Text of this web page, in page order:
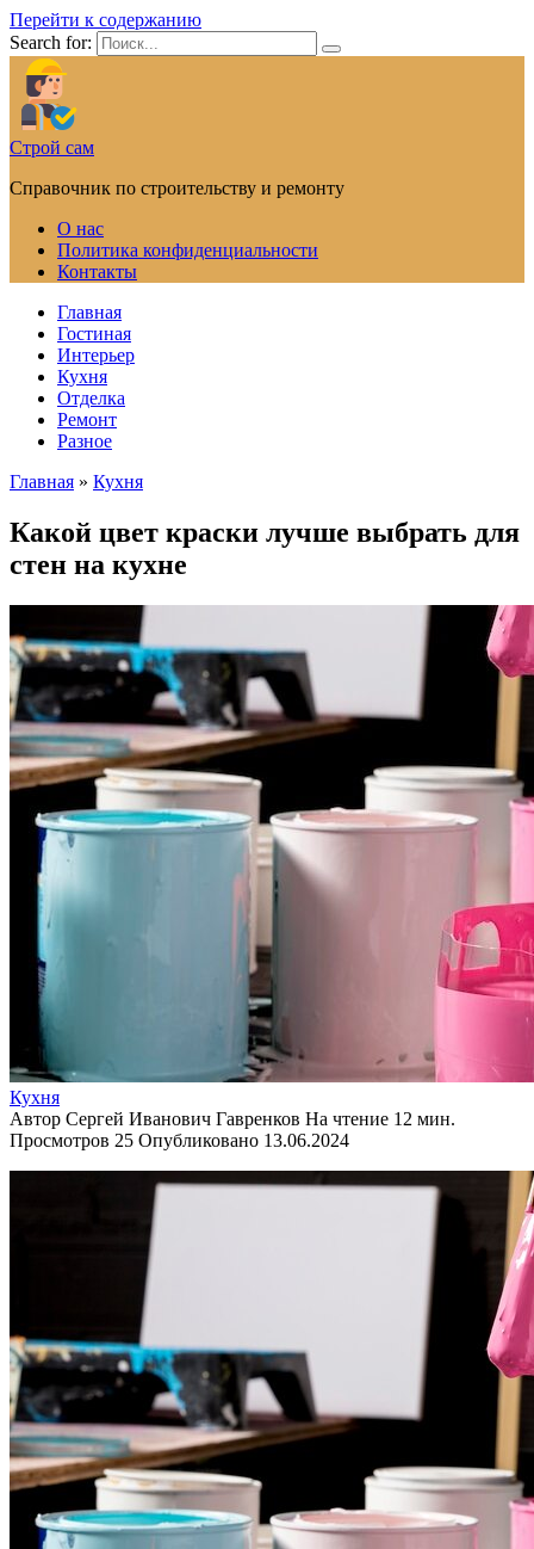
Перейти к содержанию
Search for:
Строй сам
Справочник по строительству и ремонту
О нас
Политика конфиденциальности
Контакты
Главная
Гостиная
Интерьер
Кухня
Отделка
Ремонт
Разное
Главная » Кухня
Какой цвет краски лучше выбрать для
стен на кухне
Кухня
Автор Сергей Иванович Гавренков На чтение 12 мин.
Просмотров 25 Опубликовано 13.06.2024